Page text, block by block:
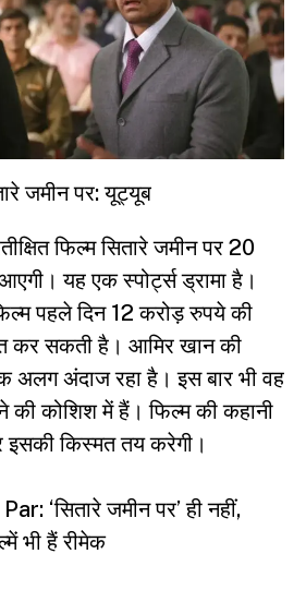
जमीन पर: यूट्यूब
फिल्म सितारे जमीन पर 20
यह एक स्पोर्ट्स ड्रामा है।
पहले दिन 12 करोड़ रुपये की
सकती है। आमिर खान की
अलग अंदाज रहा है। इस बार भी वह
की कोशिश में हैं। फिल्म की कहानी
किस्मत तय करेगी।
‘सितारे जमीन पर’ ही नहीं,
भी हैं रीमेक